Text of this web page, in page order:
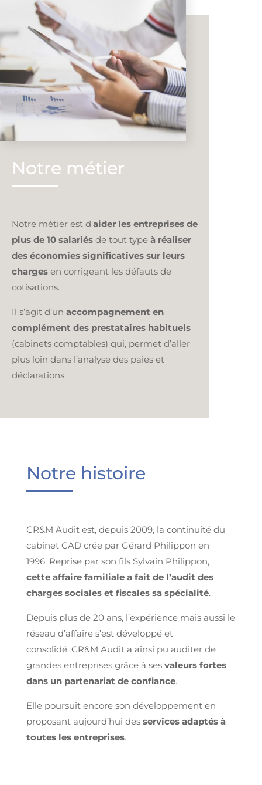
Notre métier
Notre métier est d’aider les entreprises de
plus de 10 salariés de tout type à réaliser
des économies significatives sur leurs
charges en corrigeant les défauts de
cotisations.
Il s’agit d’un accompagnement en
complément des prestataires habituels
(cabinets comptables) qui, permet d’aller
plus loin dans l’analyse des paies et
déclarations.
Notre histoire
CR&M Audit est, depuis 2009, la continuité du
cabinet CAD crée par Gérard Philippon en
1996. Reprise par son fils Sylvain Philippon,
cette affaire familiale a fait de l’audit des
charges sociales et fiscales sa spécialité.
Depuis plus de 20 ans, l’expérience mais aussi le
réseau d’affaire s’est développé et
consolidé. CR&M Audit a ainsi pu auditer de
grandes entreprises grâce à ses valeurs fortes
dans un partenariat de confiance.
Elle poursuit encore son développement en
proposant aujourd’hui des services adaptés à
toutes les entreprises.